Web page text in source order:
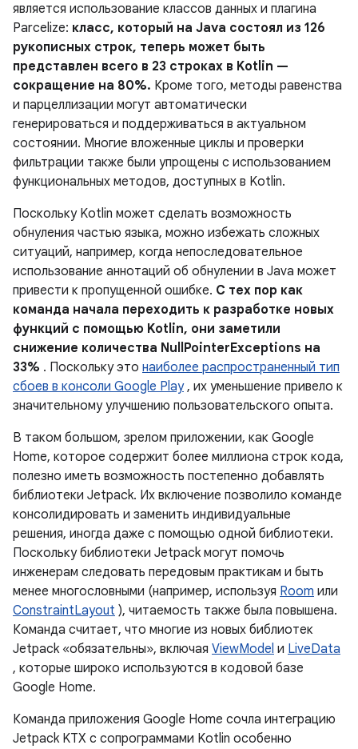
является использование классов данных и плагина
Parcelize: класс, который на Java состоял из 126
рукописных строк, теперь может быть
представлен всего в 23 строках в Kotlin —
сокращение на 80%. Кроме того, методы равенства
и парцеллизации могут автоматически
генерироваться и поддерживаться в актуальном
состоянии. Многие вложенные циклы и проверки
фильтрации также были упрощены с использованием
функциональных методов, доступных в Kotlin.
Поскольку Kotlin может сделать возможность
обнуления частью языка, можно избежать сложных
ситуаций, например, когда непоследовательное
использование аннотаций об обнулении в Java может
привести к пропущенной ошибке. С тех пор как
команда начала переходить к разработке новых
функций с помощью Kotlin, они заметили
снижение количества NullPointerExceptions на
33% . Поскольку это наиболее распространенный тип
сбоев в консоли Google Play, их уменьшение привело к
значительному улучшению пользовательского опыта.
В таком большом, зрелом приложении, как Google
Home, которое содержит более миллиона строк кода,
полезно иметь возможность постепенно добавлять
библиотеки Jetpack. Их включение позволило команде
консолидировать и заменить индивидуальные
решения, иногда даже с помощью одной библиотеки.
Поскольку библиотеки Jetpack могут помочь
инженерам следовать передовым практикам и быть
менее многословными (например, используя Room или
ConstraintLayout ), читаемость также была повышена.
Команда считает, что многие из новых библиотек
Jetpack «обязательны», включая ViewModel и LiveData
, которые широко используются в кодовой базе
Google Home.
Команда приложения Google Home сочла интеграцию
Jetpack KTX с сопрограммами Kotlin особенно